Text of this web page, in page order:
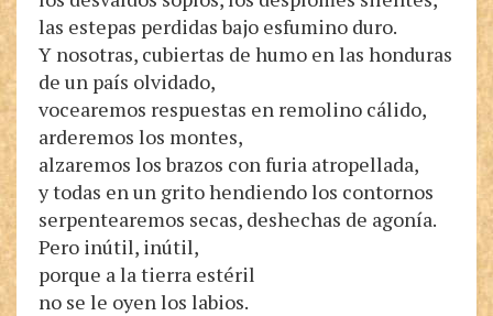
las estepas perdidas bajo esfumino duro.
Y nosotras, cubiertas de humo en las honduras
de un país olvidado,
vocearemos respuestas en remolino cálido,
arderemos los montes,
alzaremos los brazos con furia atropellada,
y todas en un grito hendiendo los contornos
serpentearemos secas, deshechas de agonía.
Pero inútil, inútil,
porque a la tierra estéril
no se le oyen los labios.